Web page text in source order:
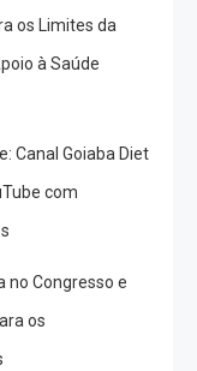
os Limites da
à Saúde
Canal Goiaba Diet
com
no Congresso e
os